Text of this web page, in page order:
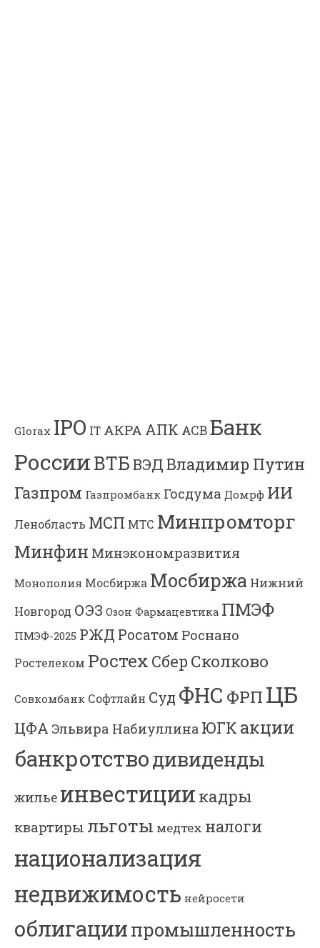
Glorax IPO IT АКРА АПК АСВБанк
РоссииВТБВЭДВладимир Путин
Газпром Газпромбанк Госдума Домрф ИИ
Ленобласть МСП МТС Минпромторг
Минфин Минэкономразвития
Монополия Мосбиржа Мосбиржа Нижний
Новгород ОЭЗ Озон Фармацевтика ПМЭФ
ПМЭФ-2025 РЖД Росатом Роснано
Ростелеком Ростех Сбер Сколково
Совкомбанк Софтлайн Суд ФНС ФРП ЦБ
ЦФА Эльвира Набиуллина ЮГК акции
банкротстводивиденды
жилье инвестиции кадры
квартиры льготы медтех налоги
национализация
недвижимость нейросети
облигациипромышленность